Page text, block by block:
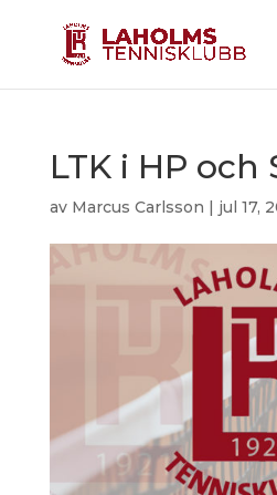
LTK i HP och
av Marcus Carlsson | jul 17,